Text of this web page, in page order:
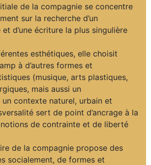
de la compagnie se concentre
sur la recherche d’un
d’une écriture la plus singulière
esthétiques, elle choisit
à d’autres formes et
(musique, arts plastiques,
mais aussi un
un contexte naturel, urbain et
sert de point d’ancrage à la
de contrainte et de liberté
de la compagnie propose des
socialement, de formes et